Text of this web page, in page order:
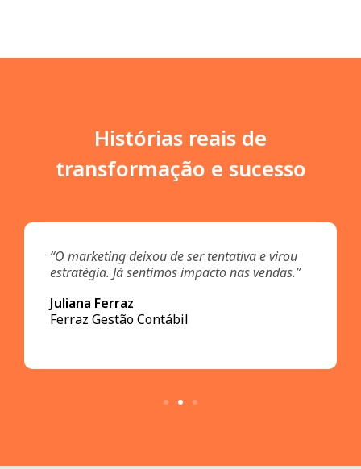
Histórias reais de
transformação e sucesso
“O marketing deixou de ser tentativa e virou
estratégia. Já sentimos impacto nas vendas.”
Juliana Ferraz
Ferraz Gestão Contábil